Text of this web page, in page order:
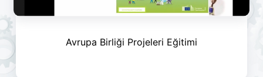
Avrupa Birliği Projeleri Eğitimi